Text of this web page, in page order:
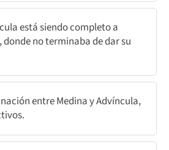
está siendo completo a
no terminaba de dar su
entre Medina y Advíncula,